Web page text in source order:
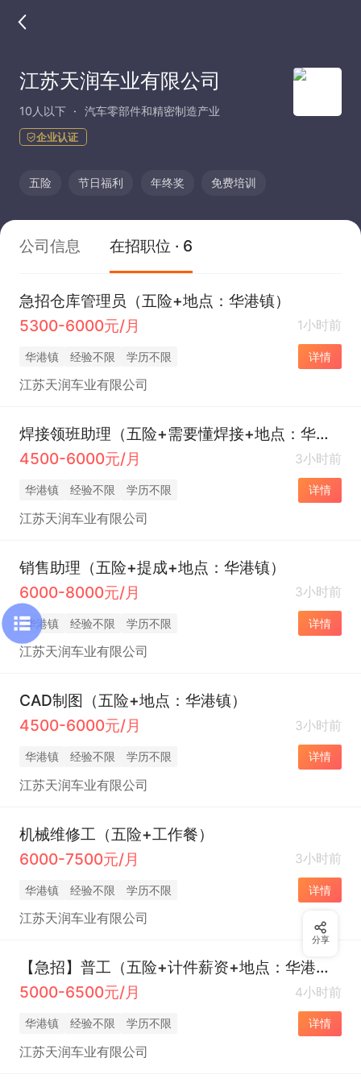
江苏天润车业有限公司
10人以下 汽车零部件和精密制造产业
企业认证
五险 节日福利 年终奖 免费培训
公司信息 在招职位 · 6
急招仓库管理员（五险+地点：华港镇）
5300-6000元/月
1小时前
华港镇 经验不限 学历不限 详情
江苏天润车业有限公司
焊接领班助理（五险+需要懂焊接+地点：华港镇）
4500-6000元/月
3小时前
华港镇 经验不限 学历不限 详情
江苏天润车业有限公司
销售助理（五险+提成+地点：华港镇）
6000-8000元/月
3小时前
华港镇 经验不限 学历不限 详情
江苏天润车业有限公司
CAD制图（五险+地点：华港镇）
4500-6000元/月
3小时前
华港镇 经验不限 学历不限 详情
江苏天润车业有限公司
机械维修工（五险+工作餐）
6000-7500元/月
3小时前
华港镇 经验不限 学历不限 详情
江苏天润车业有限公司
【急招】普工（五险+计件薪资+地点：华港镇）
5000-6500元/月
4小时前
华港镇 经验不限 学历不限 详情
江苏天润车业有限公司
分享